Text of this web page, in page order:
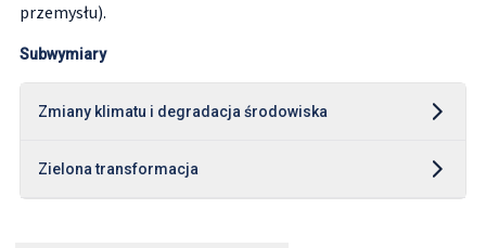
przemysłu).
Subwymiary
Zmiany klimatu i degradacja środowiska
Zielona transformacja